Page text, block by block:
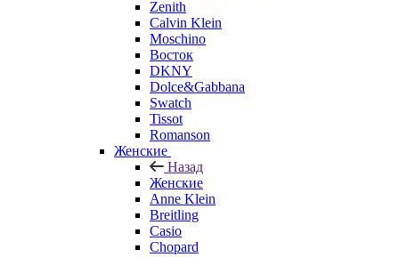
Zenith
Calvin Klein
Moschino
Восток
DKNY
Dolce&Gabbana
Swatch
Tissot
Romanson
Женские
Назад
Женские
Anne Klein
Breitling
Casio
Chopard